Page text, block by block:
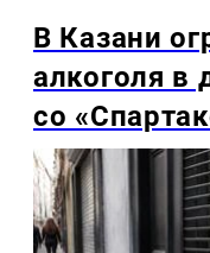
В Казани
алкоголя в
со